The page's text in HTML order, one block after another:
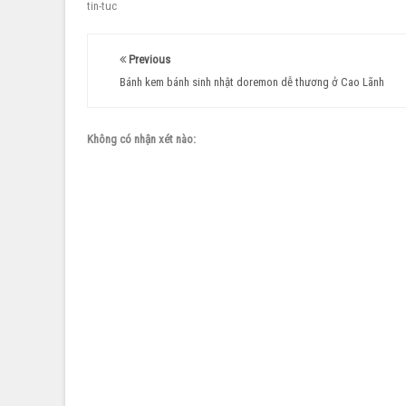
tin-tuc
Previous
Bánh kem bánh sinh nhật doremon dễ thương ở Cao Lãnh
Không có nhận xét nào: